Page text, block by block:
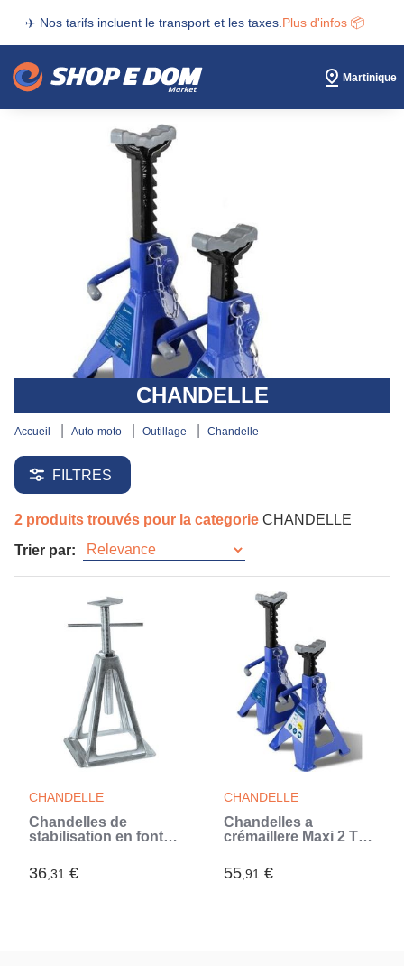
✈️ Nos tarifs incluent le transport et les taxes. Plus d'infos 📦
Martinique
CHANDELLE
accueil auto-moto outillage chandelle
FILTRES
2 produits trouvés pour la categorie CHANDELLE
Trier par:
CHANDELLE
Chandelles de
stabilisation en fonte
36,31 €
CHANDELLE
Chandelles a
crémaillere Maxi 2 T
- MICHELIN - Blocage
facile et rapide avec
55,91 €